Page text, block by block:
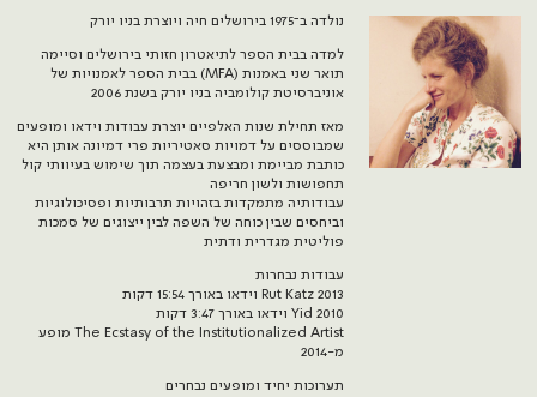
נולדה ב־1975 בירושלים חיה ויוצרת בניו יורק
למדה בבית הספר לתיאטרון חזותי בירושלים וסיימה
תואר שני באמנות (MFA) בבית הספר לאמנויות של
אוניברסיטת קולומביה בניו יורק בשנת 2006
מאז תחילת שנות האלפיים יוצרת עבודות וידאו ומופעים
שמבוססים על דמויות סאטיריות פרי דמיונה אותן היא
כותבת מביימת ומבצעת בעצמה תוך שימוש בעיוותי קול
תחפושות ולשון חריפה
עבודותיה מתמקדות בזהויות תרבותיות ופסיכולוגיות
וביחסים שבין כוחה של השפה לבין ייצוגים של סמכות
פוליטית מגדרית ודתית
עבודות נבחרות
Rut Katz 2013 וידאו באורך 15:54 דקות
Yid 2010 וידאו באורך 3:47 דקות
The Ecstasy of the Institutionalized Artist מופע
מ-2014
תערוכות יחיד ומופעים נבחרים